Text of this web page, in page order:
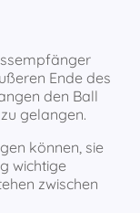
Ende des
den Ball
gelangen.
können, sie
wichtige
zwischen